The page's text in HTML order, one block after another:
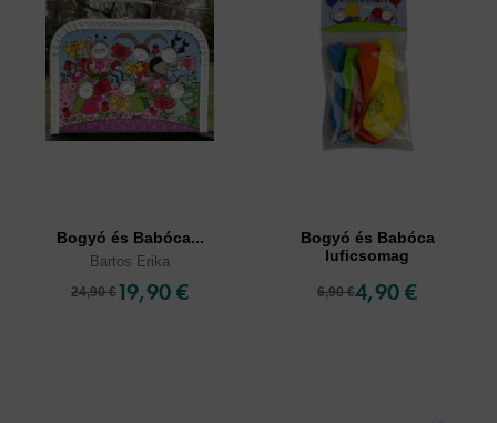
Bogyó és Babóca...
Bartos Erika
24,90 €19,90 €
Bogyó és Babóca
luficsomag
6,90 €4,90 €